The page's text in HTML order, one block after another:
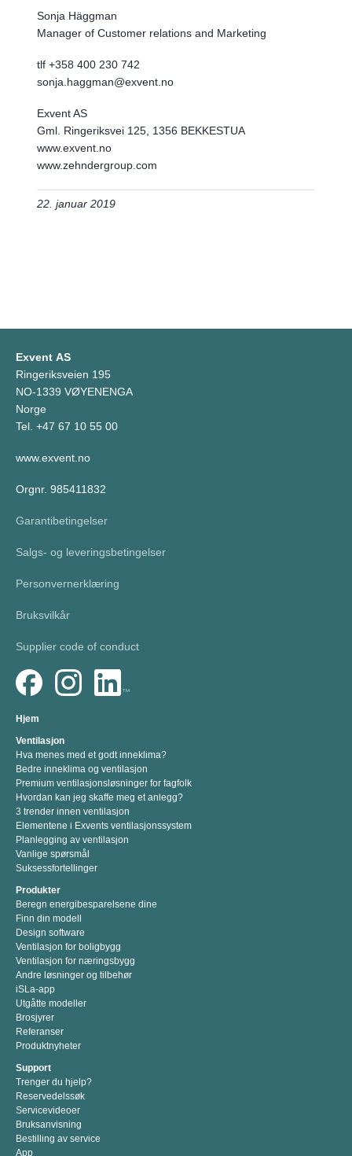
Sonja Häggman
Manager of Customer relations and Marketing
tlf +358 400 230 742
sonja.haggman@exvent.no
Exvent AS
Gml. Ringeriksvei 125, 1356 BEKKESTUA
www.exvent.no
www.zehndergroup.com
22. januar 2019
Exvent AS
Ringeriksveien 195
NO-1339 VØYENENGA
Norge
Tel. +47 67 10 55 00
www.exvent.no
Orgnr. 985411832
Garantibetingelser
Salgs- og leveringsbetingelser
Personvernerklæring
Bruksvilkår
Supplier code of conduct
Hjem
Ventilasjon
Hva menes med et godt inneklima?
Bedre inneklima og ventilasjon
Premium ventilasjonsløsninger for fagfolk
Hvordan kan jeg skaffe meg et anlegg?
3 trender innen ventilasjon
Elementene i Exvents ventilasjonssystem
Planlegging av ventilasjon
Vanlige spørsmål
Suksessfortellinger
Produkter
Beregn energibesparelsene dine
Finn din modell
Design software
Ventilasjon for boligbygg
Ventilasjon for næringsbygg
Andre løsninger og tilbehør
iSLa-app
Utgåtte modeller
Brosjyrer
Referanser
Produktnyheter
Support
Trenger du hjelp?
Reservedelssøk
Servicevideoer
Bruksanvisning
Bestilling av service
App